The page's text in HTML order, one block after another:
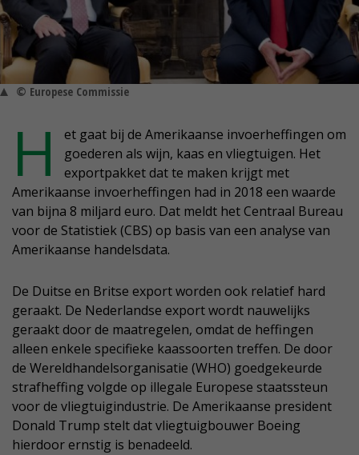
© Europese Commissie
H
et gaat bij de Amerikaanse invoerheffingen om
goederen als wijn, kaas en vliegtuigen. Het
exportpakket dat te maken krijgt met
Amerikaanse invoerheffingen had in 2018 een waarde
van bijna 8 miljard euro. Dat meldt het Centraal Bureau
voor de Statistiek (CBS) op basis van een analyse van
Amerikaanse handelsdata.
De Duitse en Britse export worden ook relatief hard
geraakt. De Nederlandse export wordt nauwelijks
geraakt door de maatregelen, omdat de heffingen
alleen enkele specifieke kaassoorten treffen. De door
de Wereldhandelsorganisatie (WHO) goedgekeurde
strafheffing volgde op illegale Europese staatssteun
voor de vliegtuigindustrie. De Amerikaanse president
Donald Trump stelt dat vliegtuigbouwer Boeing
hierdoor ernstig is benadeeld.